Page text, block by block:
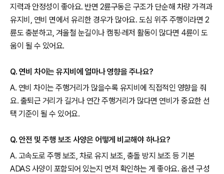
지력과 안정성이 좋아요. 반면 2륜구동은 구조가 단순해 차량 가격과
유지비, 연비 면에서 유리한 경우가 많아요. 도심 위주 주행이라면 2
륜도 충분하고, 겨울철 눈길이나 캠핑·레저 활동이 많다면 4륜이 도
움이 될 수 있어요.
Q. 연비 차이는 유지비에 얼마나 영향을 주나요?
A. 연비 차이는 주행거리가 많을수록 유지비에 직접적인 영향을 줘
요. 출퇴근 거리가 길거나 연간 주행거리가 많다면 연비가 중요한 선
택 기준이 될 수 있어요.
Q. 안전 및 주행 보조 사양은 어떻게 비교해야 하나요?
A. 고속도로 주행 보조, 차로 유지 보조, 충돌 방지 보조 등 기본
ADAS 사양이 포함되어 있는지 먼저 확인하는 게 좋아요. 옵션 구성